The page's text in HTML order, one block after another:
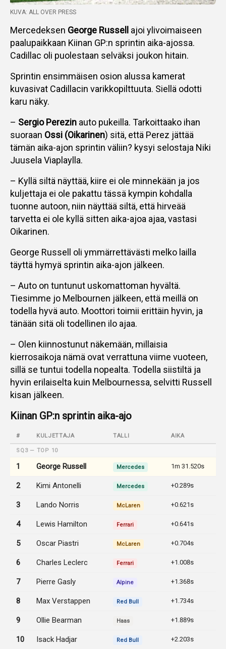
KUVA: ALL OVER PRESS
Mercedeksen George Russell
ajoi ylivoimaiseen
paalupaikkaan Kiinan GP:n sprintin aika-ajossa.
Cadillac oli puolestaan selväksi joukon hitain.
Sprintin ensimmäisen osion alussa kamerat
kuvasivat Cadillacin varikkopilttuuta. Siellä odotti
karu näky.
– Sergio Perezin auto pukeilla. Tarkoittaako ihan
suoraan Ossi (Oikarinen) sitä, että Perez jättää
tämän aika-ajon sprintin väliin? kysyi selostaja Niki
Juusela Viaplaylla.
– Kyllä siltä näyttää, kiire ei ole minnekään ja jos
kuljettaja ei ole pakattu tässä kympin kohdalla
tuonne autoon, niin näyttää siltä, että hirveää
tarvetta ei ole kyllä sitten aika-ajoa ajaa, vastasi
Oikarinen.
George Russell oli ymmärrettävästi melko lailla
täyttä hymyä sprintin aika-ajon jälkeen.
– Auto on tuntunut uskomattoman hyvältä.
Tiesimme jo Melbournen jälkeen, että meillä on
todella hyvä auto. Moottori toimii erittäin hyvin, ja
tänään sitä oli todellinen ilo ajaa.
– Olen kiinnostunut näkemään, millaisia
kierrosaikoja nämä ovat verrattuna viime vuoteen,
sillä se tuntui todella nopealta. Todella siistiltä ja
hyvin erilaiselta kuin Melbournessa, selvitti Russell
kisan jälkeen.
Kiinan GP:n sprintin aika-ajo
# KULJETTAJA TALLI AIKA
SQ3 — TOP 10
1 George Russell Mercedes 1m 31.520s
2 Kimi Antonelli Mercedes +0.289s
3 Lando Norris McLaren +0.621s
4 Lewis Hamilton Ferrari +0.641s
5 Oscar Piastri McLaren +0.704s
6 Charles Leclerc Ferrari +1.008s
7 Pierre Gasly Alpine +1.368s
8 Max Verstappen Red Bull +1.734s
9 Ollie Bearman Haas +1.889s
10 Isack Hadjar Red Bull +2.203s